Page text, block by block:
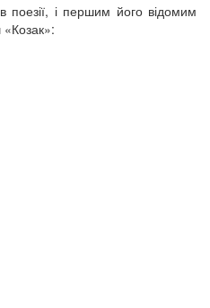
і першим його відомим